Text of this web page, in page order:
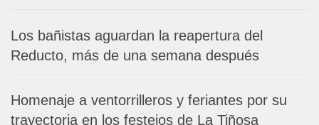
Los bañistas aguardan la reapertura del
Reducto, más de una semana después
Homenaje a ventorrilleros y feriantes por su
trayectoria en los festejos de La Tiñosa